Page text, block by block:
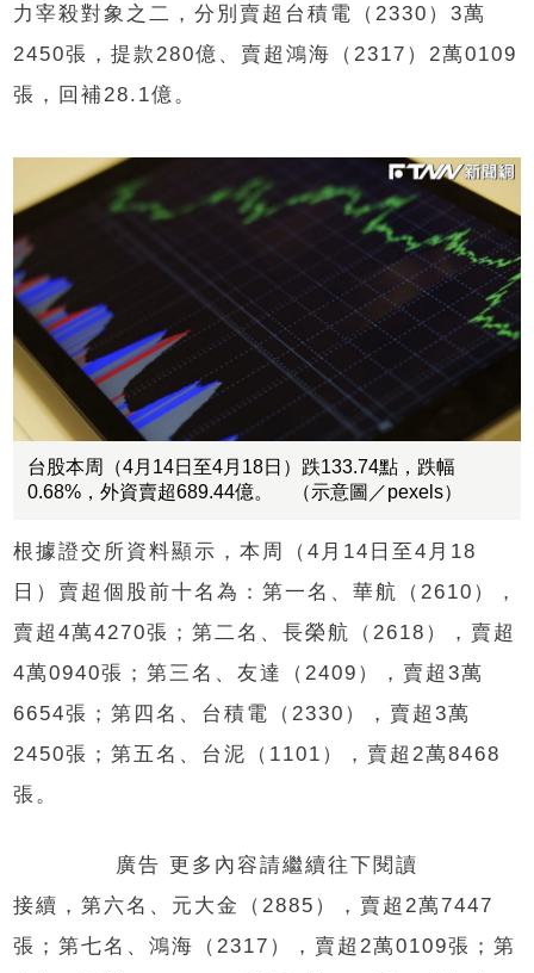
力宰殺對象之二，分別賣超台積電（2330）3萬
2450張，提款280億、賣超鴻海（2317）2萬0109
張，回補28.1億。
台股本周（4月14日至4月18日）跌133.74點，跌幅
0.68%，外資賣超689.44億。 （示意圖／pexels）
根據證交所資料顯示，本周（4月14日至4月18
日）賣超個股前十名為：第一名、華航（2610），
賣超4萬4270張；第二名、長榮航（2618），賣超
4萬0940張；第三名、友達（2409），賣超3萬
6654張；第四名、台積電（2330），賣超3萬
2450張；第五名、台泥（1101），賣超2萬8468
張。
廣告 更多內容請繼續往下閱讀
接續，第六名、元大金（2885），賣超2萬7447
張；第七名、鴻海（2317），賣超2萬0109張；第